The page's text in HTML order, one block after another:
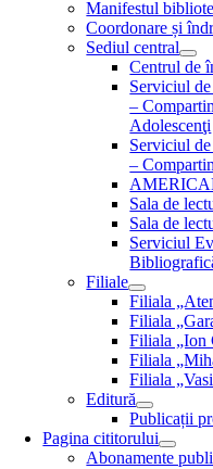
Manifestul
Coordonare și
Sediul central
Centrul de
Serviciul
–
Adolescenţi
Serviciul
–
Sala de
Sala de
Serviciul
Filiale
Filiala
Filiala
Filiala „Ion
Filiala
Filiala
Editură
Publicații
Pagina cititorului
Abonamente